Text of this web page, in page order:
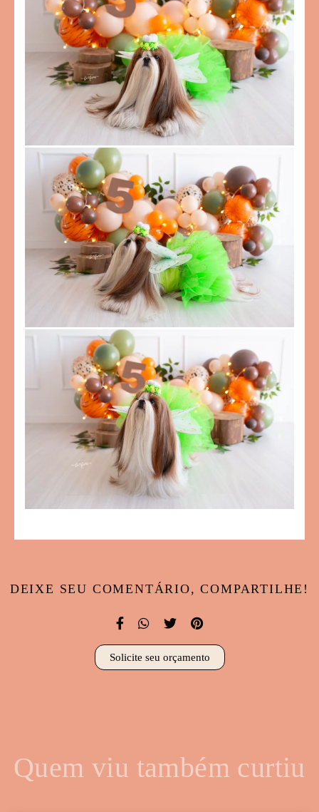
DEIXE SEU COMENTÁRIO, COMPARTILHE!
Solicite seu orçamento
Quem viu também curtiu